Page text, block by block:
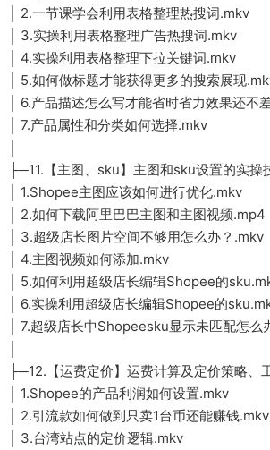
│ 2.一节课学会利用表格整理热搜词.mkv
│ 3.实操利用表格整理广告热搜词.mkv
│ 4.实操利用表格整理下拉关键词.mkv
│ 5.如何做标题才能获得更多的搜索展现
│ 6.产品描述怎么写才能省时省力效果还不
│ 7.产品属性和分类如何选择.mkv
├─11.【主图、sku】主图和sku设置的实操
│ 1.Shopee主图应该如何进行优化.mkv
│ 2.如何下载阿里巴巴主图和主图视频.mp4
│ 3.超级店长图片空间不够用怎么办？.mkv
│ 4.主图视频如何添加.mkv
│ 5.如何利用超级店长编辑Shopee的
│ 6.实操利用超级店长编辑Shopee的
│ 7.超级店长中Shopeesku显示未匹配怎么
├─12.【运费定价】运费计算及定价策略、
│ 1.Shopee的产品利润如何设置.mkv
│ 2.引流款如何做到只卖1台币还能赚钱.mkv
│ 3.台湾站点的定价逻辑.mkv